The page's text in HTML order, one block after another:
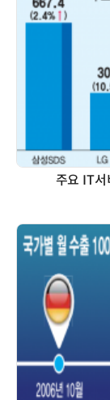
주요 IT